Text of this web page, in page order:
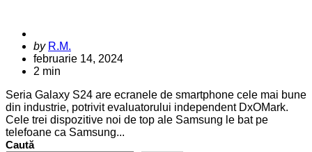
Posted
by
by R.M.
februarie 14, 2024
2 min
Seria Galaxy S24 are ecranele de smartphone cele mai bune
din industrie, potrivit evaluatorului independent DxOMark.
Cele trei dispozitive noi de top ale Samsung le bat pe
telefoane ca Samsung...
Caută